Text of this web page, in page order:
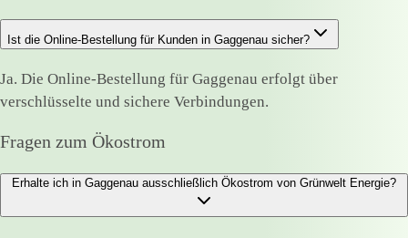
Ist die Online-Bestellung für Kunden in Gaggenau sicher?
Ja. Die Online-Bestellung für Gaggenau erfolgt über
verschlüsselte und sichere Verbindungen.
Fragen zum Ökostrom
Erhalte ich in Gaggenau ausschließlich Ökostrom von Grünwelt Energie?